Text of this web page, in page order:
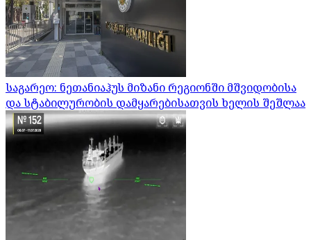
საგარეო: ნეთანიაჰუს მიზანი რეგიონში მშვიდობისა
და სტაბილურობის დამყარებისათვის ხელის შეშლაა